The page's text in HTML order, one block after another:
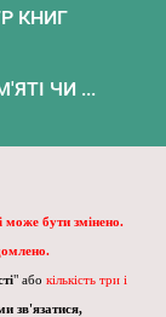
КНИГ
ЧИ ...
може бути змінено.
" або кількість три і
зв'язатися,